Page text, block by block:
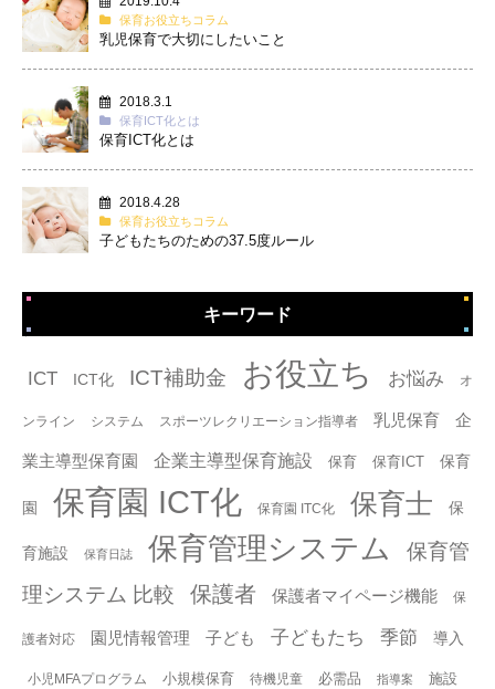
保育お役立ちコラム
乳児保育で大切にしたいこと
2018.3.1
保育ICT化とは
保育ICT化とは
2018.4.28
保育お役立ちコラム
子どもたちのための37.5度ルール
キーワード
タグ
ICT ICT化 ICT補助金 お役立ち お悩み オ
ンライン システム スポーツレクリエーション指導者 乳児保育 企
業主導型保育園 企業主導型保育施設 保育 保育ICT 保育
園 保育園 ICT化 保育園 ITC化 保育士 保
育施設 保育日誌 保育管理システム
保育管
理システム 比較
保護者 保護者マイページ機能 保
護者対応 園児情報管理 子ども 子どもたち 季節 導入
小児MFAプログラム 小規模保育 待機児童 必需品 指導案 施設